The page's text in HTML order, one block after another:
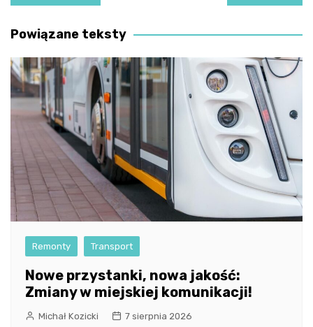
wpisu
Powiązane teksty
Remonty Transport
Nowe przystanki, nowa jakość:
Zmiany w miejskiej komunikacji!
Michał Kozicki 7 sierpnia 2026